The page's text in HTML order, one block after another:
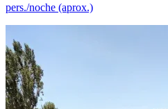
pers./noche (aprox.)